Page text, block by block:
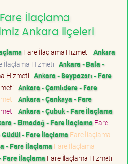
İlaçlama
Ankara ilçeleri
Fare İlaçlama Hizmeti Ankara
İlaçlama Hizmeti Ankara - Bala -
Hizmeti Ankara - Beypazarı - Fare
Ankara - Çamlıdere - Fare
Ankara - Çankaya - Fare
Ankara - Çubuk - Fare İlaçlama
- Elmadağ - Fare İlaçlama Fare
Güdül - Fare İlaçlama Fare İlaçlama
- Fare İlaçlama Fare İlaçlama
Fare İlaçlama Fare İlaçlama Hizmeti